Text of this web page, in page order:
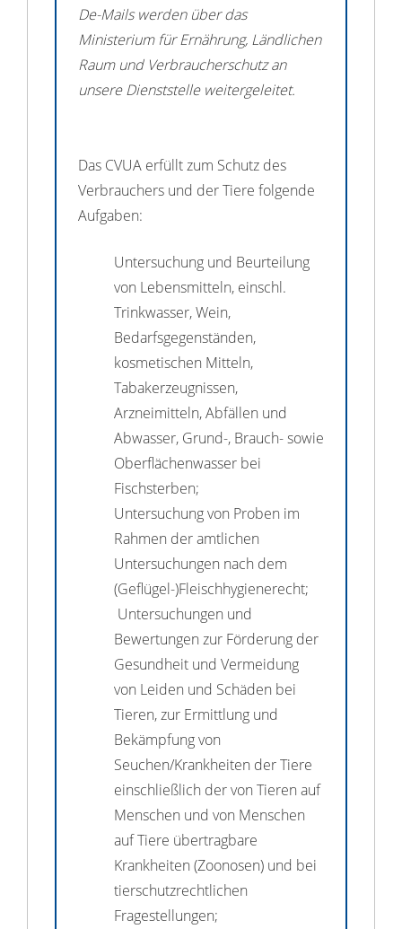
De-Mails werden über das
Ministerium für Ernährung, Ländlichen
Raum und Verbraucherschutz an
unsere Dienststelle weitergeleitet.
Das CVUA erfüllt zum Schutz des
Verbrauchers und der Tiere folgende
Aufgaben:
Untersuchung und Beurteilung
von Lebensmitteln, einschl.
Trinkwasser, Wein,
Bedarfsgegenständen,
kosmetischen Mitteln,
Tabakerzeugnissen,
Arzneimitteln, Abfällen und
Abwasser, Grund-, Brauch- sowie
Oberflächenwasser bei
Fischsterben;
Untersuchung von Proben im
Rahmen der amtlichen
Untersuchungen nach dem
(Geflügel-)Fleischhygienerecht;
Untersuchungen und
Bewertungen zur Förderung der
Gesundheit und Vermeidung
von Leiden und Schäden bei
Tieren, zur Ermittlung und
Bekämpfung von
Seuchen/Krankheiten der Tiere
einschließlich der von Tieren auf
Menschen und von Menschen
auf Tiere übertragbare
Krankheiten (Zoonosen) und bei
tierschutzrechtlichen
Fragestellungen;